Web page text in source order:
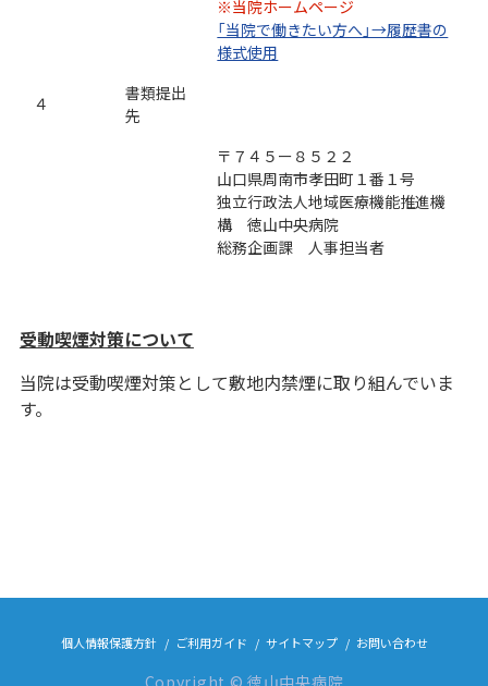
※当院ホームページ
「当院で働きたい方へ」→履歴書の
様式使用
４
書類提出
先
〒７４５ー８５２２
山口県周南市孝田町１番１号
独立行政法人地域医療機能推進機
構 徳山中央病院
総務企画課 人事担当者
受動喫煙対策について
当院は受動喫煙対策として敷地内禁煙に取り組んでいま
す。
個人情報保護方針 ご利用ガイド サイトマップ お問い合わせ